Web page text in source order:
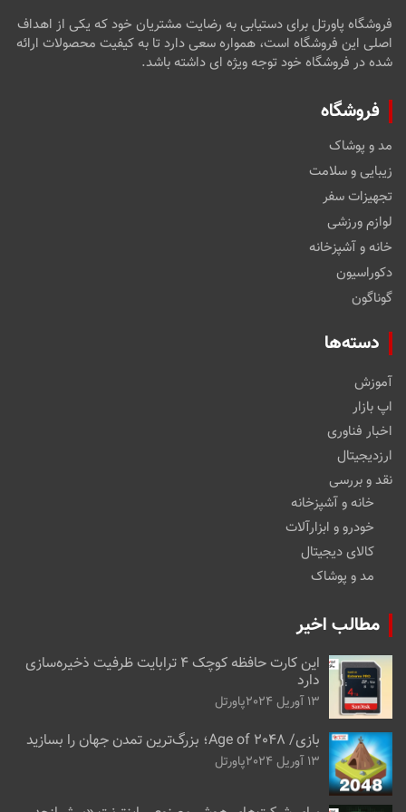
فروشگاه پاورتل برای دستیابی به رضایت مشتریان خود که یکی از اهداف
اصلی این فروشگاه است، همواره سعی دارد تا به کیفیت محصولات ارائه
شده در فروشگاه خود توجه ویژه ای داشته باشد.
فروشگاه
مد و پوشاک
زیبایی و سلامت
تجهیزات سفر
لوازم ورزشی
خانه و آشپزخانه
دکوراسیون
گوناگون
دسته‌ها
آموزش
اپ بازار
اخبار فناوری
ارزدیجیتال
نقد و بررسی
خانه و آشپزخانه
خودرو و ابزارآلات
کالای دیجیتال
مد و پوشاک
مطالب اخیر
این کارت حافظه کوچک ۴ ترابایت ظرفیت ذخیره‌سازی
دارد
13 آوریل 2024 پاورتل
بازی/ Age of 2048؛ بزرگ‌ترین تمدن جهان را بسازید
13 آوریل 2024 پاورتل